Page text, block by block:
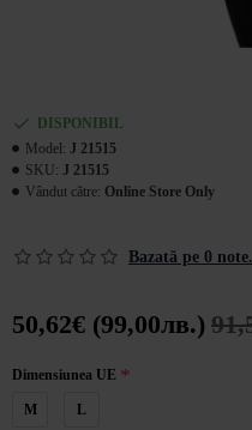
DISPONIBIL
Model: J 21515
SKU: J 21515
Vândut către: Online Store Only
Bazată pe 0 note.
50,62€ (99,00лв.)
Dimensiunea UE
M L